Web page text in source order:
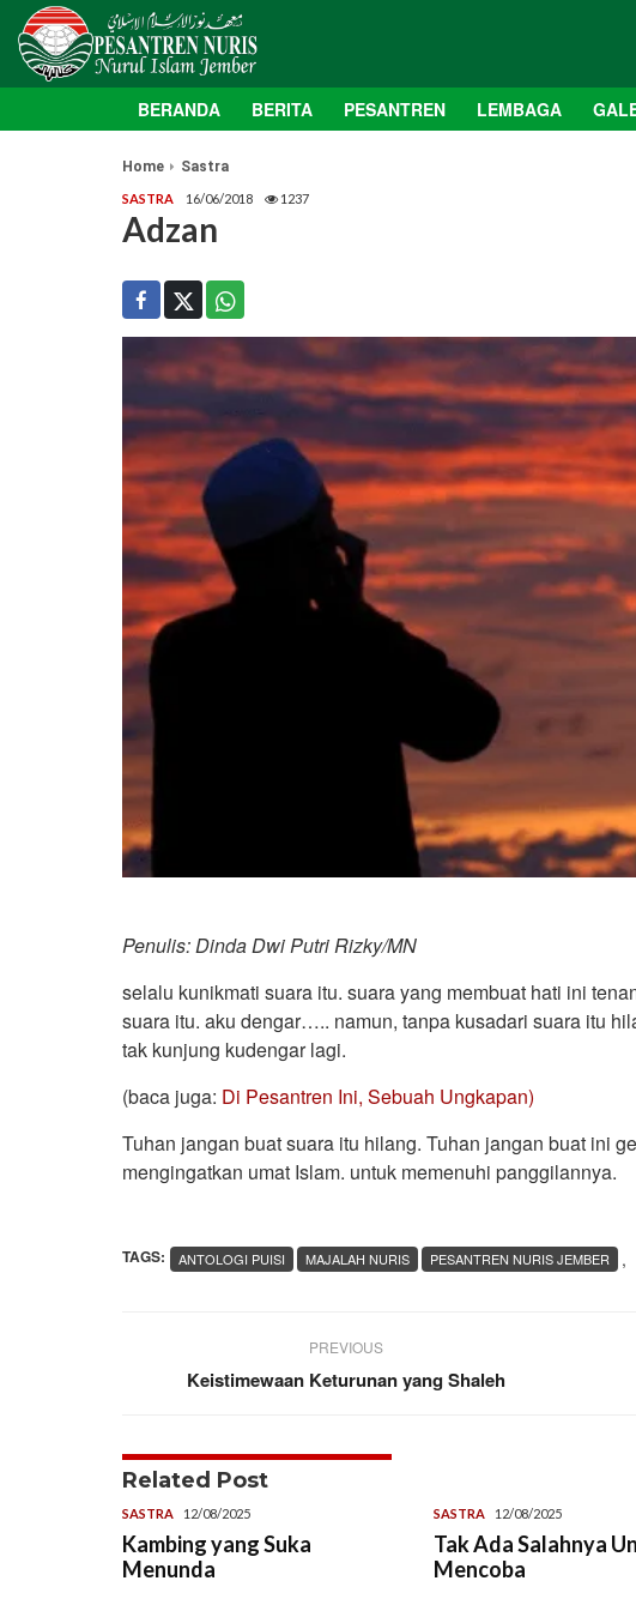
BERANDA BERITA PESANTREN LEMBAGA
Home Sastra
SASTRA 16/06/2018 1237
Adzan
Penulis: Dinda Dwi Putri Rizky/MN
selalu kunikmati suara itu. suara yang membuat hati ini
suara itu. aku dengar….. namun, tanpa kusadari suara itu
tak kunjung kudengar lagi.
(baca juga: Di Pesantren Ini, Sebuah Ungkapan)
Tuhan jangan buat suara itu hilang. Tuhan jangan buat ini
mengingatkan umat Islam. untuk memenuhi panggilannya.
TAGS: ,
ANTOLOGI PUISI MAJALAH NURIS PESANTREN NURIS JEMBER
PREVIOUS
Keistimewaan Keturunan yang Shaleh
Related Post
SASTRA 12/08/2025
Kambing yang Suka
Menunda
SASTRA 12/08/2025
Tak Ada Salahnya
Mencoba